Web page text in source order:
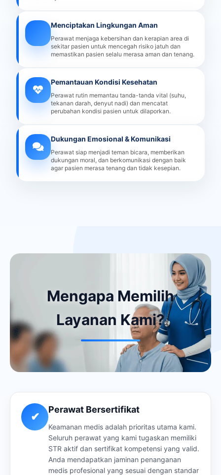
Menciptakan Lingkungan Aman
Perawat menjaga kebersihan dan kerapian area di
sekitar pasien untuk mencegah risiko jatuh dan
memastikan pasien selalu merasa aman dan tenang.
Pemantauan Kondisi Kesehatan
Perawat rutin memantau tanda-tanda vital (suhu,
tekanan darah, denyut nadi) dan mencatat
perubahan kondisi pasien untuk dilaporkan.
Dukungan Emosional & Komunikasi
Perawat siap menjadi teman bicara, memberikan
dukungan moral, dan berkomunikasi dengan baik
agar pasien merasa tenang dan tidak kesepian.
Mengapa Memilih
Layanan Kami?
✔
Perawat Bersertifikat
Keamanan medis adalah prioritas utama kami.
Seluruh perawat yang kami tugaskan memiliki
STR aktif dan sertifikat kompetensi yang valid.
Anda mendapatkan jaminan penanganan
medis profesional yang sesuai dengan standar